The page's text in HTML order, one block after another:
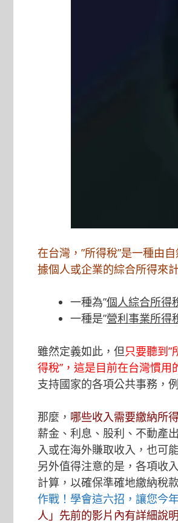
在台灣，”所得稅”是一種由
據個人或企業的綜合所得來
一種為”個人綜合所得
一種是”營利事業所得
雖然定義如此，但只要聽到”
得稅”，這是目前在台灣慣用
支持國家的各項公共事務，
那麼， 哪些收入需要繳納所
薪金、利息、股利、不動產
入或在海外賺取收入，也可
另外值得注意的是，各項收
計算，以確保準確地繳納稅
作戰！學會這六招，讓您今
人 」先前的影片內有詳細說